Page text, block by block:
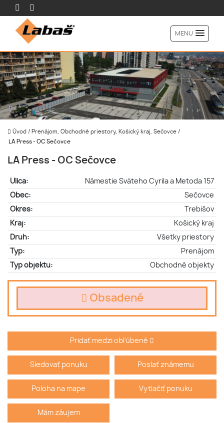
MENU
Úvod / Prenájom, Obchodné priestory, Košický kraj, Sečovce /
LA Press - OC Sečovce
LA Press - OC Sečovce
Ulica:
Námestie Sväteho Cyrila a Metoda 157
Obec:
Sečovce
Okres:
Trebišov
Kraj:
Košický kraj
Druh:
Všetky priestory
Typ:
Prenájom
Typ objektu:
Obchodné objekty
Obsadené
Pridať medzi obľúbené
Sledovať ponuku Poslať známemu
Poloha na mape Vytlačiť ponuku
Mám záujem